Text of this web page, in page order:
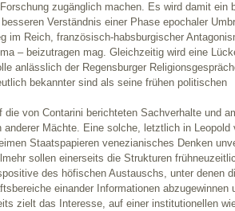
zugänglich machen. Es wird damit ein
Verständnis einer Phase epochaler
im Reich, französisch-habsburgischer
– beizutragen mag. Gleichzeitig wird eine
anlässlich der Regensburger
bekannter sind als seine frühen politischen
von Contarini berichteten Sachverhalte und
Mächte. Eine solche, letztlich in Leopold
Staatspapieren venezianisches Denken
sollen einerseits die Strukturen
des höfischen Austauschs, unter denen
einander Informationen abzugewinnen
zielt das Interesse, auf einer institutionellen